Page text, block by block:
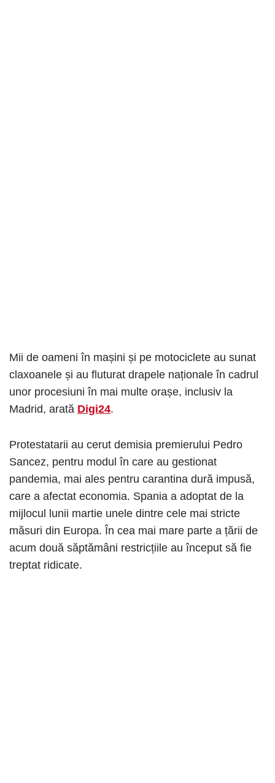
Mii de oameni în mașini și pe motociclete au sunat
claxoanele și au fluturat drapele naționale în cadrul
unor procesiuni în mai multe orașe, inclusiv la
Madrid, arată Digi24.
Protestatarii au cerut demisia premierului Pedro
Sancez, pentru modul în care au gestionat
pandemia, mai ales pentru carantina dură impusă,
care a afectat economia. Spania a adoptat de la
mijlocul lunii martie unele dintre cele mai stricte
măsuri din Europa. În cea mai mare parte a țării de
acum două săptămâni restricțiile au început să fie
treptat ridicate.